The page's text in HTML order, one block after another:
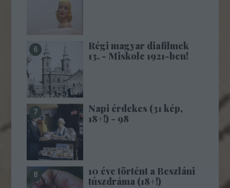
Régi magyar diafilmek
13. - Miskolc 1921-ben!
Napi érdekes (31 kép,
18+!) - 98
10 éve történt a Beszláni
túszdráma (18+!)